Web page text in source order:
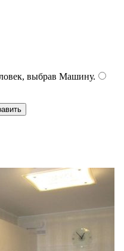
выбрав Машину.